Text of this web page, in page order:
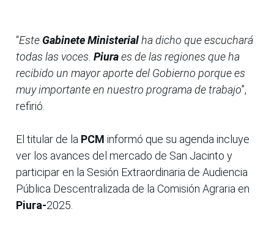
“Este Gabinete Ministerialha dicho que escuchará
todas las voces. Piuraes de las regiones que ha
recibido un mayor aporte del Gobierno porque es
muy importante en nuestro programa de trabajo”,
refirió.
El titular de la PCM informó que su agenda incluye
ver los avances del mercado de San Jacinto y
participar en la Sesión Extraordinaria de Audiencia
Pública Descentralizada de la Comisión Agraria en
Piura-2025.